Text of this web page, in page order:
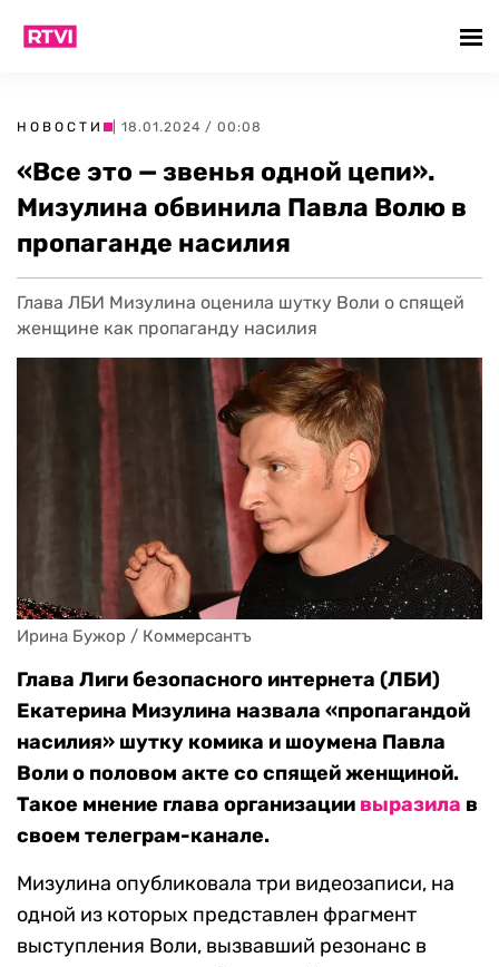
НОВОСТИ | 18.01.2024 / 00:08
«Все это — звенья одной цепи».
Мизулина обвинила Павла Волю в
пропаганде насилия
Глава ЛБИ Мизулина оценила шутку Воли о спящей
женщине как пропаганду насилия
Ирина Бужор / Коммерсантъ
Глава Лиги безопасного интернета (ЛБИ)
Екатерина Мизулина назвала «пропагандой
насилия» шутку комика и шоумена Павла
Воли о половом акте со спящей женщиной.
Такое мнение глава организации выразила в
своем телеграм-канале.
Мизулина опубликовала три видеозаписи, на
одной из которых представлен фрагмент
выступления Воли, вызвавший резонанс в